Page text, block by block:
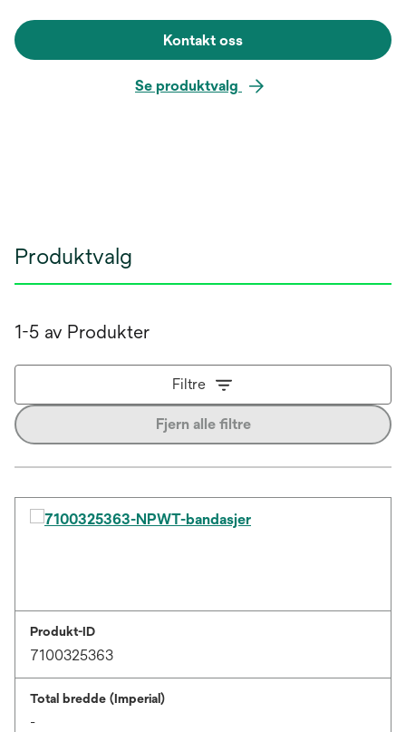
Kontakt oss
Se produktvalg
Produktvalg
1-5 av Produkter
Filtre
Fjern alle filtre
7100325363-NPWT-bandasjer
Produkt-ID
7100325363
Total bredde (Imperial)
-